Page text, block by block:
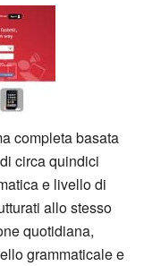
completa basata
circa quindici
e livello di
allo stesso
quotidiana,
grammaticale e